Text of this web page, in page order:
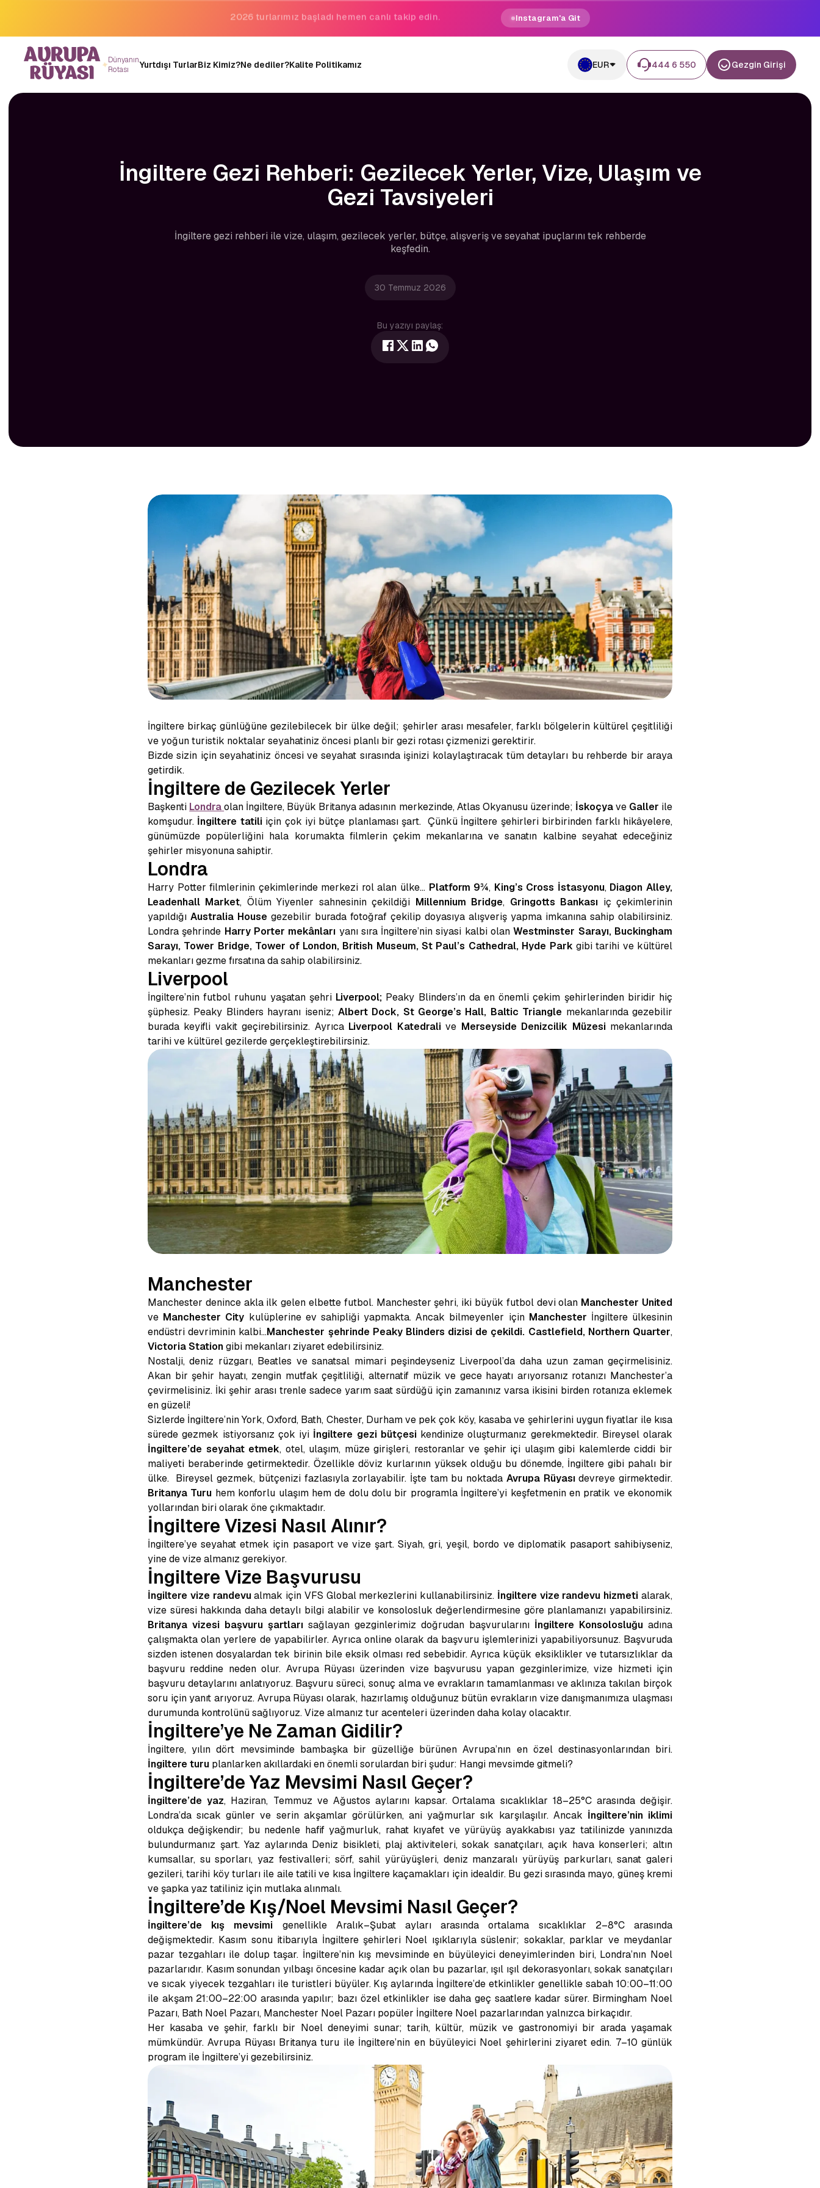
Binlerce gezginin hayali gerçek oluyor. Instagram'a Git
Dünyanın
Rotası
Yurtdışı TurlarBiz Kimiz?Ne dediler?Kalite Politikamız EUR 444 6 550 Gezgin Girişi
İngiltere Gezi Rehberi: Gezilecek Yerler, Vize, Ulaşım ve
Gezi Tavsiyeleri
İngiltere gezi rehberi ile vize, ulaşım, gezilecek yerler, bütçe, alışveriş ve seyahat ipuçlarını tek rehberde
keşfedin.
30 Temmuz 2026
Bu yazıyı paylaş:
İngiltere birkaç günlüğüne gezilebilecek bir ülke değil; şehirler arası mesafeler, farklı bölgelerin kültürel çeşitliliği
ve yoğun turistik noktalar seyahatiniz öncesi planlı bir gezi rotası çizmenizi gerektirir.
Bizde sizin için seyahatiniz öncesi ve seyahat sırasında işinizi kolaylaştıracak tüm detayları bu rehberde bir araya
getirdik.
İngiltere de Gezilecek Yerler
Başkenti Londraolan İngiltere, Büyük Britanya adasının merkezinde, Atlas Okyanusu üzerinde; İskoçyave Galler ile
komşudur. İngiltere tatili için çok iyi bütçe planlaması şart. Çünkü İngiltere şehirleri birbirinden farklı hikâyelere,
günümüzde popülerliğini hala korumakta filmlerin çekim mekanlarına ve sanatın kalbine seyahat edeceğiniz
şehirler misyonuna sahiptir.
Londra
Harry Potter filmlerinin çekimlerinde merkezi rol alan ülke... Platform 9¾, King’s Cross İstasyonu, Diagon Alley,
Leadenhall Market, Ölüm Yiyenler sahnesinin çekildiği Millennium Bridge, Gringotts Bankası iç çekimlerinin
yapıldığı Australia House gezebilir burada fotoğraf çekilip doyasıya alışveriş yapma imkanına sahip olabilirsiniz.
Londra şehrinde Harry Porter mekânları yanı sıra İngiltere’nin siyasi kalbi olanWestminster Sarayı, Buckingham
Sarayı, Tower Bridge, Tower of London, British Museum, St Paul’s Cathedral, Hyde Park gibi tarihi ve kültürel
mekanları gezme fırsatına da sahip olabilirsiniz.
Liverpool
İngiltere’nin futbol ruhunu yaşatan şehriLiverpool; Peaky Blinders’ın da en önemli çekim şehirlerinden biridir hiç
şüphesiz. Peaky Blinders hayranı iseniz; Albert Dock, St George’s Hall, Baltic Triangle mekanlarında gezebilir
burada keyifli vakit geçirebilirsiniz. AyrıcaLiverpool Katedralive Merseyside Denizcilik Müzesi mekanlarında
tarihi ve kültürel gezilerde gerçekleştirebilirsiniz.
Manchester
Manchester denince akla ilk gelen elbette futbol. Manchester şehri, iki büyük futbol devi olan Manchester United
ve Manchester City kulüplerine ev sahipliği yapmakta. Ancak bilmeyenler için Manchester İngiltere ülkesinin
endüstri devriminin kalbi…Manchester şehrinde Peaky Blinders dizisi de çekildi. Castlefield, Northern Quarter,
Victoria Stationgibi mekanları ziyaret edebilirsiniz.
Nostalji, deniz rüzgarı, Beatles ve sanatsal mimari peşindeyseniz Liverpool’da daha uzun zaman geçirmelisiniz.
Akan bir şehir hayatı, zengin mutfak çeşitliliği, alternatif müzik ve gece hayatı arıyorsanız rotanızı Manchester’a
çevirmelisiniz. İki şehir arası trenle sadece yarım saat sürdüğü için zamanınız varsa ikisini birden rotanıza eklemek
en güzeli!
Sizlerde İngiltere’nin York, Oxford, Bath, Chester, Durham ve pek çok köy, kasaba ve şehirlerini uygun fiyatlar ile kısa
sürede gezmek istiyorsanız çok iyi İngiltere gezi bütçesikendinize oluşturmanız gerekmektedir. Bireysel olarak
İngiltere’de seyahat etmek, otel, ulaşım, müze girişleri, restoranlar ve şehir içi ulaşım gibi kalemlerde ciddi bir
maliyeti beraberinde getirmektedir. Özellikle döviz kurlarının yüksek olduğu bu dönemde, İngiltere gibi pahalı bir
ülke. Bireysel gezmek, bütçenizi fazlasıyla zorlayabilir. İşte tam bu noktada Avrupa Rüyasıdevreye girmektedir.
Britanya Turu hem konforlu ulaşım hem de dolu dolu bir programla İngiltere’yi keşfetmenin en pratik ve ekonomik
yollarından biri olarak öne çıkmaktadır.
İngiltere Vizesi Nasıl Alınır?
İngiltere’ye seyahat etmek için pasaport ve vize şart. Siyah, gri, yeşil, bordo ve diplomatik pasaport sahibiyseniz,
yine de vize almanız gerekiyor.
İngiltere Vize Başvurusu
İngiltere vize randevualmak için VFS Global merkezlerini kullanabilirsiniz. İngiltere vize randevu hizmeti alarak,
vize süresi hakkında daha detaylı bilgi alabilir ve konsolosluk değerlendirmesine göre planlamanızı yapabilirsiniz.
Britanya vizesi başvuru şartları sağlayan gezginlerimiz doğrudan başvurularını İngiltere Konsolosluğu adına
çalışmakta olan yerlere de yapabilirler. Ayrıca online olarak da başvuru işlemlerinizi yapabiliyorsunuz. Başvuruda
sizden istenen dosyalardan tek birinin bile eksik olması red sebebidir. Ayrıca küçük eksiklikler ve tutarsızlıklar da
başvuru reddine neden olur. Avrupa Rüyası üzerinden vize başvurusu yapan gezginlerimize, vize hizmeti için
başvuru detaylarını anlatıyoruz. Başvuru süreci, sonuç alma ve evrakların tamamlanması ve aklınıza takılan birçok
soru için yanıt arıyoruz. Avrupa Rüyası olarak, hazırlamış olduğunuz bütün evrakların vize danışmanımıza ulaşması
durumunda kontrolünü sağlıyoruz. Vize almanız tur acenteleri üzerinden daha kolay olacaktır.
İngiltere’ye Ne Zaman Gidilir?
İngiltere, yılın dört mevsiminde bambaşka bir güzelliğe bürünen Avrupa’nın en özel destinasyonlarından biri.
İngiltere turu planlarken akıllardaki en önemli sorulardan biri şudur: Hangi mevsimde gitmeli?
İngiltere’de Yaz Mevsimi Nasıl Geçer?
İngiltere’de yaz, Haziran, Temmuz ve Ağustos aylarını kapsar. Ortalama sıcaklıklar 18–25°C arasında değişir.
Londra’da sıcak günler ve serin akşamlar görülürken, ani yağmurlar sık karşılaşılır. Ancak İngiltere’nin iklimi
oldukça değişkendir; bu nedenle hafif yağmurluk, rahat kıyafet ve yürüyüş ayakkabısı yaz tatilinizde yanınızda
bulundurmanız şart. Yaz aylarında Deniz bisikleti, plaj aktiviteleri, sokak sanatçıları, açık hava konserleri; altın
kumsallar, su sporları, yaz festivalleri; sörf, sahil yürüyüşleri, deniz manzaralı yürüyüş parkurları, sanat galeri
gezileri, tarihi köy turları ile aile tatili ve kısa İngiltere kaçamakları için idealdir. Bu gezi sırasında mayo, güneş kremi
ve şapka yaz tatiliniz için mutlaka alınmalı.
İngiltere’de Kış/Noel Mevsimi Nasıl Geçer?
İngiltere’de kış mevsimi genellikle Aralık–Şubat ayları arasında ortalama sıcaklıklar 2–8°C arasında
değişmektedir. Kasım sonu itibarıyla İngiltere şehirleri Noel ışıklarıyla süslenir; sokaklar, parklar ve meydanlar
pazar tezgahları ile dolup taşar. İngiltere’nin kış mevsiminde en büyüleyici deneyimlerinden biri, Londra’nın Noel
pazarlarıdır. Kasım sonundan yılbaşı öncesine kadar açık olan bu pazarlar, ışıl ışıl dekorasyonları, sokak sanatçıları
ve sıcak yiyecek tezgahları ile turistleri büyüler. Kış aylarında İngiltere’de etkinlikler genellikle sabah 10:00–11:00
ile akşam 21:00–22:00 arasında yapılır; bazı özel etkinlikler ise daha geç saatlere kadar sürer. Birmingham Noel
Pazarı, Bath Noel Pazarı, Manchester Noel Pazarı popüler İngiltere Noel pazarlarından yalnızca birkaçıdır.
Her kasaba ve şehir, farklı bir Noel deneyimi sunar; tarih, kültür, müzik ve gastronomiyi bir arada yaşamak
mümkündür. Avrupa Rüyası Britanya turu ile İngiltere’nin en büyüleyici Noel şehirlerini ziyaret edin. 7–10 günlük
program ile İngiltere’yi gezebilirsiniz.